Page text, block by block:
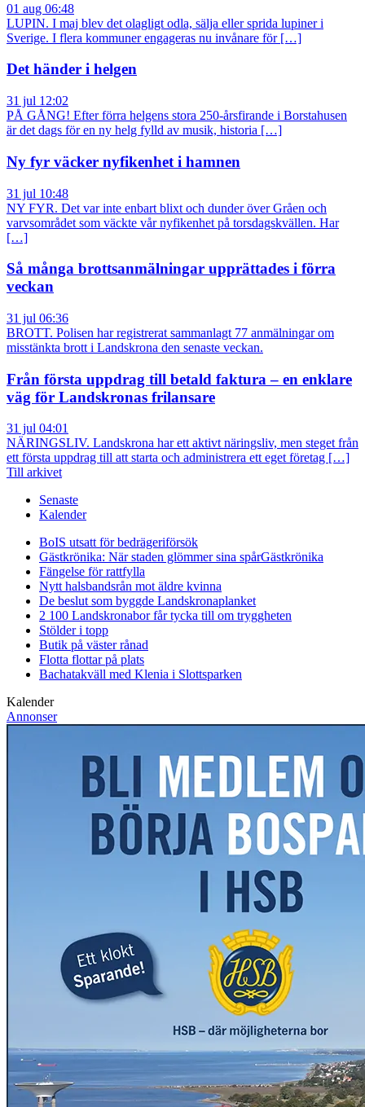
01 aug 06:48
LUPIN. I maj blev det olagligt odla, sälja eller sprida lupiner i
Sverige. I flera kommuner engageras nu invånare för […]
Det händer i helgen
31 jul 12:02
PÅ GÅNG! Efter förra helgens stora 250-årsfirande i Borstahusen
är det dags för en ny helg fylld av musik, historia […]
Ny fyr väcker nyfikenhet i hamnen
31 jul 10:48
NY FYR. Det var inte enbart blixt och dunder över Gråen och
varvsområdet som väckte vår nyfikenhet på torsdagskvällen. Har
[…]
Så många brottsanmälningar upprättades i förra
veckan
31 jul 06:36
BROTT. Polisen har registrerat sammanlagt 77 anmälningar om
misstänkta brott i Landskrona den senaste veckan.
Från första uppdrag till betald faktura – en enklare
väg för Landskronas frilansare
31 jul 04:01
NÄRINGSLIV. Landskrona har ett aktivt näringsliv, men steget från
ett första uppdrag till att starta och administrera ett eget företag […]
Till arkivet
Senaste
Kalender
BoIS utsatt för bedrägeriförsök
Gästkrönika: När staden glömmer sina spårGästkrönika
Fängelse för rattfylla
Nytt halsbandsrån mot äldre kvinna
De beslut som byggde Landskronaplanket
2 100 Landskronabor får tycka till om tryggheten
Stölder i topp
Butik på väster rånad
Flotta flottar på plats
Bachatakväll med Klenia i Slottsparken
Kalender
Annonser